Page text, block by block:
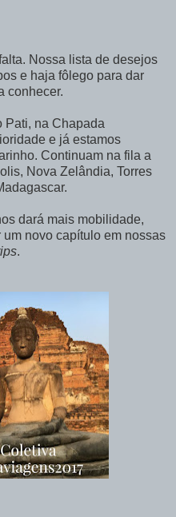
Nossa lista de desejos
e haja fôlego para dar
conhecer.
Pati, na Chapada
e já estamos
Continuam na fila a
Nova Zelândia, Torres
dará mais mobilidade,
novo capítulo em nossas
.